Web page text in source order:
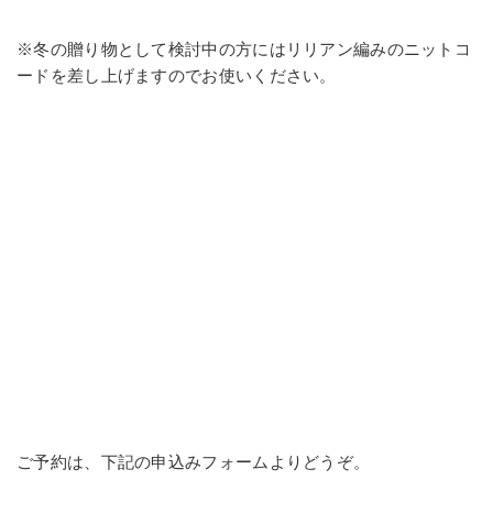
※冬の贈り物として検討中の方にはリリアン編みのニットコ
ードを差し上げますのでお使いください。
ご予約は、下記の申込みフォームよりどうぞ。